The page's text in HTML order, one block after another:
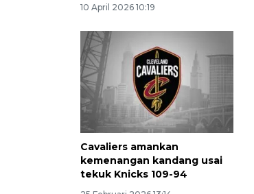
10 April 2026 10:19
Cavaliers amankan
kemenangan kandang usai
tekuk Knicks 109-94